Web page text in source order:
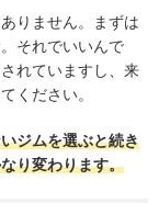
りません。まずは
それでいいんで
れていますし、来
ください。
ジムを選ぶと続き
り変わります。